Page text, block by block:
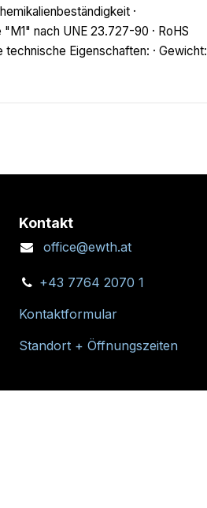
·
nach UNE 23.727-90 · RoHS
Eigenschaften: · Gewicht:
Kontakt
office@ewth.at
+43 7764 2070 1
Kontaktformular
Standort + Öffnungszeiten